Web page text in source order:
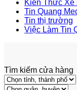
Kiến Thức Xe
Tin Quang
Tin thị trường
Việc Làm Tin
Tìm kiếm cửa hàng